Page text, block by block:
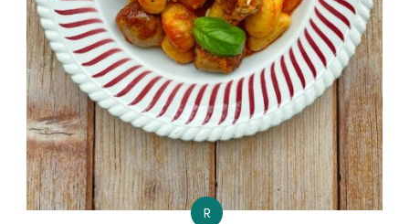
R